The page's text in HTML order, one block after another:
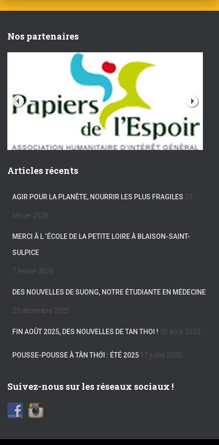
Nos partenaires
Articles récents
AGIR POUR LA PLANÈTE, NOURRIR LES PLUS FRAGILES 23
février 2026
MERCI À L ‘ÉCOLE DE LA PETITE LOIRE À BLAISON-SAINT-
SULPICE
7 février 2026
DES NOUVELLES DE SUONG, NOTRE ÉTUDIANTE EN MÉDECINE
23 décembre 2025
FIN AOÛT 2025, DES NOUVELLES DE TAN THOI ! 30 août 2025
POUSSE-POUSSE À TÂN THỚI : ÉTÉ 2025 17 juillet 2025
Suivez-nous sur les réseaux sociaux !